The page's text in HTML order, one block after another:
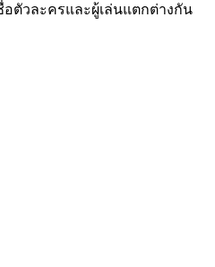
ตัวละครและผู้เล่นแตกต่างกัน